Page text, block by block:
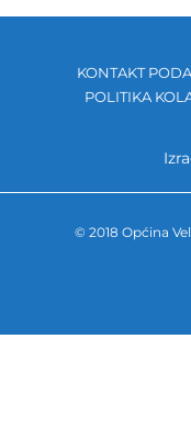
KONTAKT
POLITIKA
© 2018 Općina